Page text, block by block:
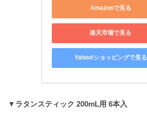
Amazonで見る
楽天市場で見る
Yahoo!ショッピングで見る
▼ラタンスティック 200mL用 6本入